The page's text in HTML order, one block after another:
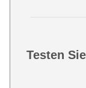
Testen